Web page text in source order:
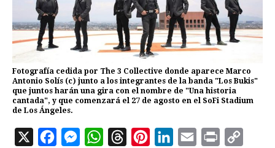
Fotografía cedida por The 3 Collective donde aparece Marco
Antonio Solís (c) junto a los integrantes de la banda "Los Bukis"
que juntos harán una gira con el nombre de "Una historia
cantada", y que comenzará el 27 de agosto en el SoFi Stadium
de Los Ángeles.
X
M
W